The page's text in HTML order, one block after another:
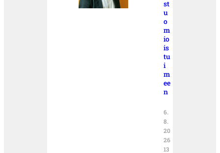
st
u
o
m
io
is
tu
i
m
ee
n
6.
8.
20
26
13